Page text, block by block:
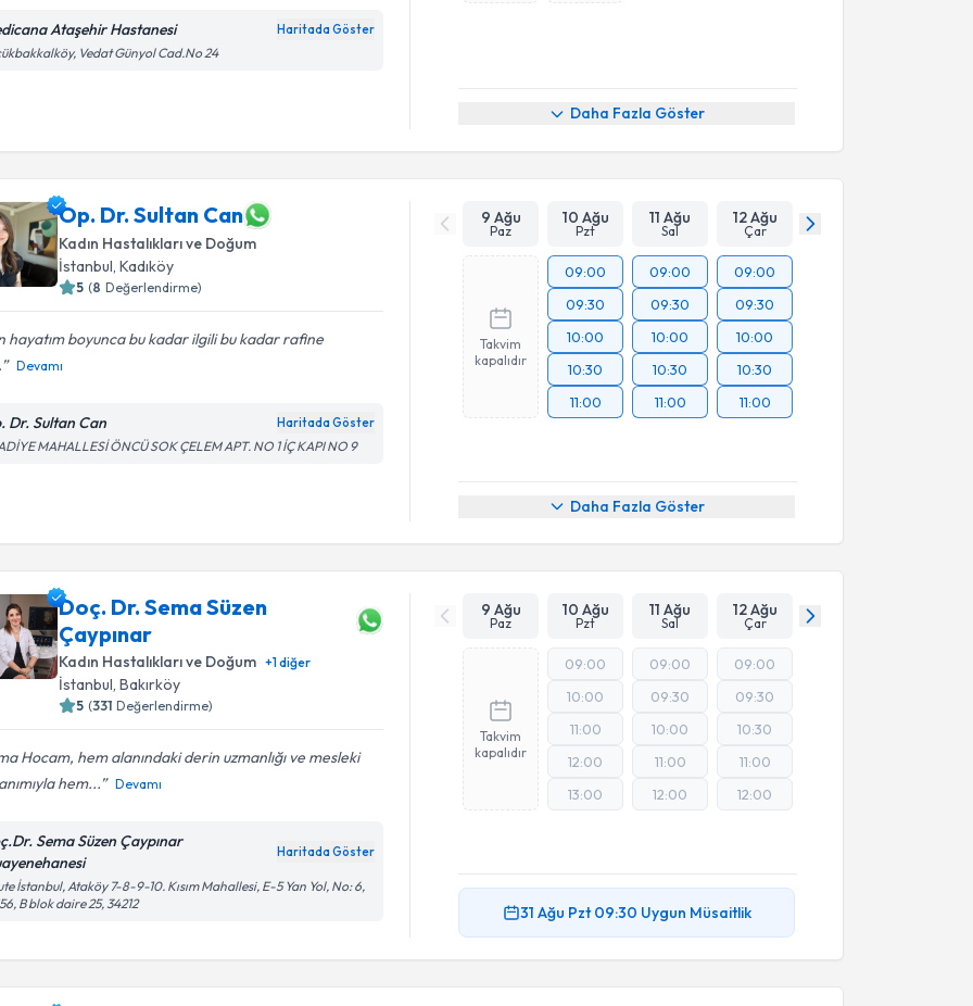
Ataşehir Hastanesi Haritada Göster
Vedat Günyol Cad.No 24
Daha Fazla Göster
Op. Dr. Sultan Can
Kadın Hastalıkları ve Doğum
İstanbul , Kadıköy
5 (8 Değerlendirme)
hayatım boyunca bu kadar ilgili bu kadar rafine
Devamı
Dr. Sultan Can Haritada Göster
MAHALLESİ ÖNCÜ SOK ÇELEM APT. NO 1 İÇ KAPI NO 9
9 Ağu
Paz
10 Ağu
Pzt
11 Ağu
Sal
12 Ağu
Çar
Takvim
kapalıdır
09:00
09:30
10:00
10:30
11:00
09:00
09:30
10:00
10:30
11:00
09:00
09:30
10:00
10:30
11:00
Daha Fazla Göster
Doç. Dr. Sema Süzen
Çaypınar
Kadın Hastalıkları ve Doğum +1diğer
İstanbul, Bakırköy
5 (331 Değerlendirme)
Hocam, hem alanındaki derin uzmanlığı ve mesleki
hem...
Devamı
Sema Süzen Çaypınar
Haritada Göster
İstanbul, Ataköy 7-8-9-10. Kısım Mahallesi, E-5 Yan Yol, No: 6,
B blok daire 25, 34212
9 Ağu
Paz
10 Ağu
Pzt
11 Ağu
Sal
12 Ağu
Çar
Takvim
kapalıdır
09:00
10:00
11:00
12:00
13:00
09:00
09:30
10:00
11:00
12:00
09:00
09:30
10:30
11:00
12:00
31 Ağu Pzt 09:30 Uygun Müsaitlik